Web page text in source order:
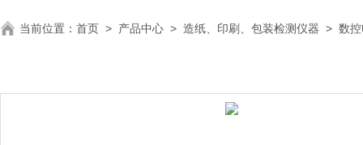
当前位置： 首页 > 产品中心 > 造纸、印刷、包装检测仪器 > 数